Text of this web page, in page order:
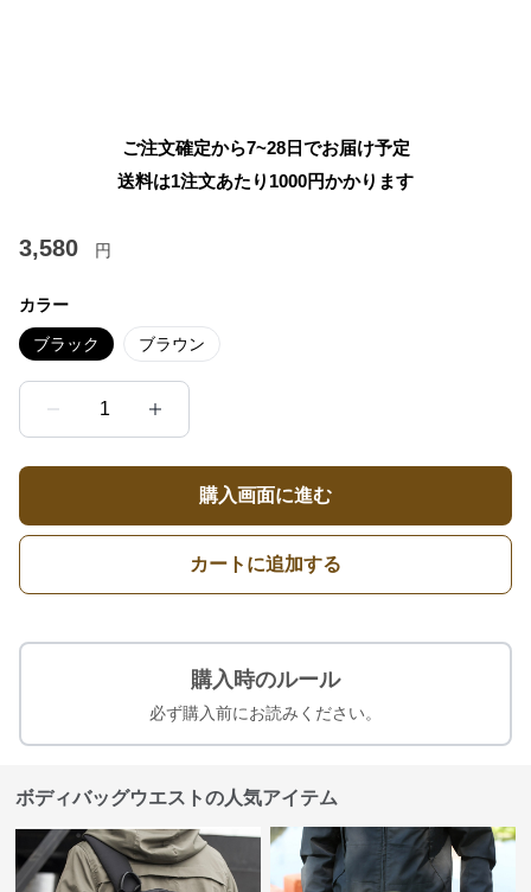
ご注文確定から7~28日でお届け予定
送料は1注文あたり 1000円かかります
3,580 円
カラー
ブラック ブラウン
1
購入画面に進む
カートに追加する
購入時のルール
必ず購入前にお読みください。
ボディバッグウエストの人気アイテム